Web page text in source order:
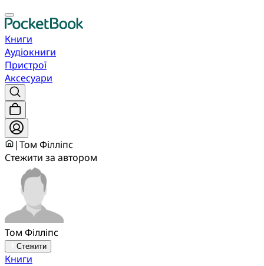
Книги
Аудіокниги
Пристрої
Аксесуари
|Том Філліпс
Стежити за автором
Том Філліпс
Стежити
Книги